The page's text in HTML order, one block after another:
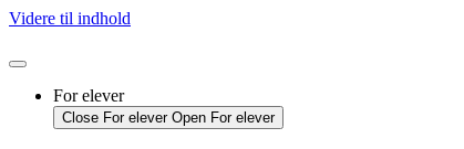
Videre til indhold
For elever
Close For elever Open For elever